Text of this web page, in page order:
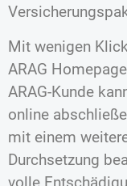
Mit wenigen
ARAG
ARAG-Kunde
online
mit einem
Durchsetzung
volle